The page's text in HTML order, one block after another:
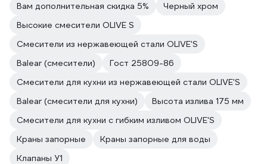
Вам дополнительная скидка 5%
Черный хром
Высокие смесители OLIVE S
Смесители из нержавеющей стали OLIVE'S
Balear (смесители)
Гост 25809-86
Смесители для кухни из нержавеющей стали OLIVE'S
Balear (смесители для кухни)
Высота излива 175 мм
Смесители для кухни с гибким изливом OLIVE'S
Краны запорные
Краны запорные для воды
Клапаны У1